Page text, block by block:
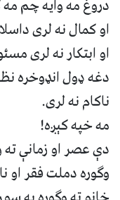
دروغ مه وایه چم
او کمال نه لری
او ابتکار نه لری
دغه ډول انډوخره
ناکام نه لری.
مه خپه کېږه!
دې عصر او زمانې ته
وګوره دملت فقر او